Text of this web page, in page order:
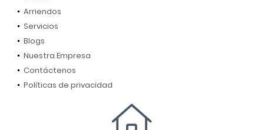
Arriendos
Servicios
Blogs
Nuestra Empresa
Contáctenos
Políticas de privacidad